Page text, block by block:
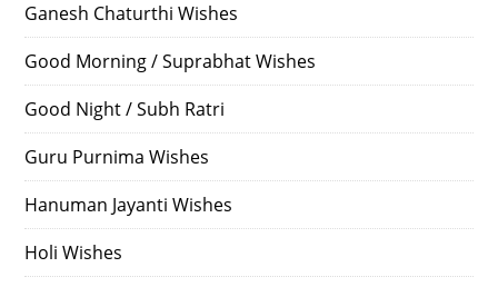
Ganesh Chaturthi Wishes
Good Morning / Suprabhat Wishes
Good Night / Subh Ratri
Guru Purnima Wishes
Hanuman Jayanti Wishes
Holi Wishes